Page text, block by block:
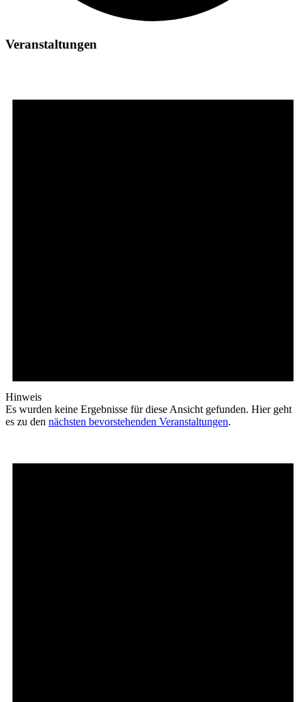
Veranstaltungen
Hinweis
Es wurden keine Ergebnisse für diese Ansicht gefunden. Hier geht
es zu den nächsten bevorstehenden Veranstaltungen.